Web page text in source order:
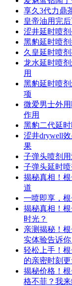
享久3代力鼎
皇帝油用完
涩井延时喷
黑豹延时喷
久皇延时喷
龙水延时喷
用
黑豹延时喷
项
微爱男士外
作用
黑豹二代延
涩井drywell
果
子弹头喷剂
子弹头延时
揭秘真相！
道
一喷即享，
揭秘真相！
时光？
亲测揭秘！
实体验告诉你
轻松上手！
的亲密时刻更
揭秘价格！
格不菲？我来